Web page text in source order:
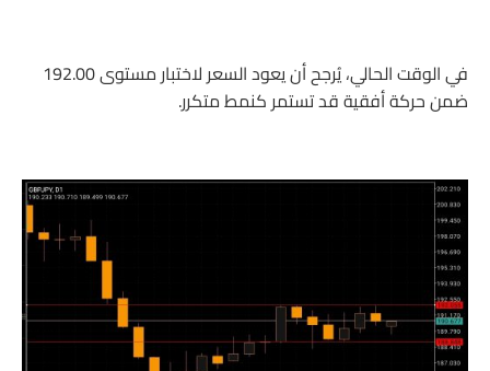
في الوقت الحالي، يُرجح أن يعود السعر لاختبار مستوى 192.00
ضمن حركة أفقية قد تستمر كنمط متكرر.